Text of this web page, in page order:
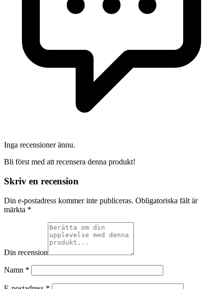
Inga recensioner ännu.
Bli först med att recensera denna produkt!
Skriv en recension
Din e-postadress kommer inte publiceras. Obligatoriska fält är
märkta *
Din recension
Namn *